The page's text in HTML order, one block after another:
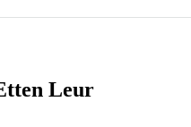
Leur